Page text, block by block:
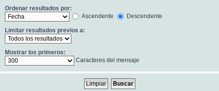
Ordenar resultados por:
Ascendente
Descendente
Limitar resultados previos a:
Mostrar los primeros:
Caracteres del mensaje